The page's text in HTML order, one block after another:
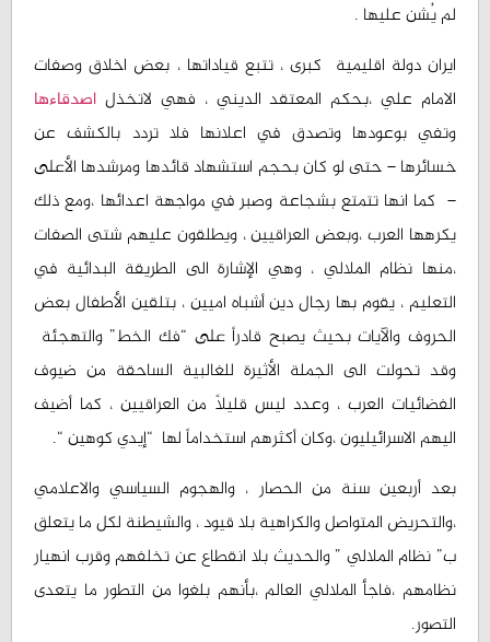
لم يُشن عليها .
ايران دولة اقليمية كبرى ، تتبع قياداتها ، بعض اخلاق وصفات
الامام علي ،بحكم المعتقد الديني ، فهي لاتخذل اصدقاءها
وتفي بوعودها وتصدق في اعلانها فلا تردد بالكشف عن
خسائرها – حتى لو كان بحجم استشهاد قائدها ومرشدها الأعلى
– كما انها تتمتع بشجاعة وصبر في مواجهة اعدائها ،ومع ذلك
يكرهها العرب ،وبعض العراقيين ، ويطلقون عليهم شتى الصفات
،منها نظام الملالي ، وهي الإشارة الى الطريقة البدائية في
التعليم ، يقوم بها رجال دين أشباه اميين ، بتلقين الأطفال بعض
الحروف والآيات بحيث يصبح قادراً على “فك الخط” والتهجئة
وقد تحولت الى الجملة الأثيرة للغالبية الساحقة من ضيوف
الفضائيات العرب ، وعدد ليس قليلاً من العراقيين ، كما أضيف
اليهم الاسرائيليون ،وكان أكثرهم استخداماً لها “إيدي كوهين “.
بعد أربعين سنة من الحصار ، والهجوم السياسي والاعلامي
،والتحريض المتواصل والكراهية بلا قيود ، والشيطنة لكل ما يتعلق
ب” نظام الملالي ” والحديث بلا انقطاع عن تخلفهم وقرب انهيار
نظامهم ،فاجأ الملالي العالم ،بأنهم بلغوا من التطور ما يتعدى
التصور.